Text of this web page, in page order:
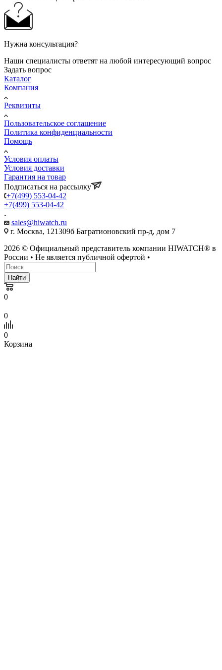
Нужна консультация?
Наши специалисты ответят на любой интересующий вопрос
Задать вопрос
Каталог
Компания
Реквизиты
Пользовательское соглашение
Политика конфиденциальности
Помощь
Условия оплаты
Условия доставки
Гарантия на товар
Подписаться на рассылку
+7(499) 553-04-42
+7(499) 553-04-42
sales@hiwatch.ru
г. Москва, 121309б Багратионовский пр-д, дом 7
2026 © Официальный представитель компании HIWATCH® в
России • Не является публичной офертой •
Найти
0
0
0
Корзина